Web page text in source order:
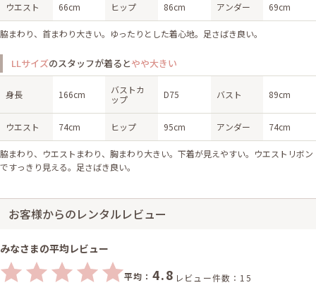
ウエスト 66cm ヒップ 86cm アンダー 69cm
脇まわり、首まわり大きい。ゆったりとした着心地。足さばき良い。
LLサイズのスタッフが着るとやや大きい
身長 166cm
バストカ
ップ
D75 バスト 89cm
ウエスト 74cm ヒップ 95cm アンダー 74cm
脇まわり、ウエストまわり、胸まわり大きい。下着が見えやすい。ウエストリボン
ですっきり見える。足さばき良い。
お客様からのレンタルレビュー
みなさまの平均レビュー
平均： 4.8 レビュー件数：15